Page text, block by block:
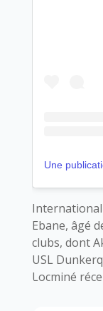
International
Ebane, âgé
clubs, dont
USL
Locminé